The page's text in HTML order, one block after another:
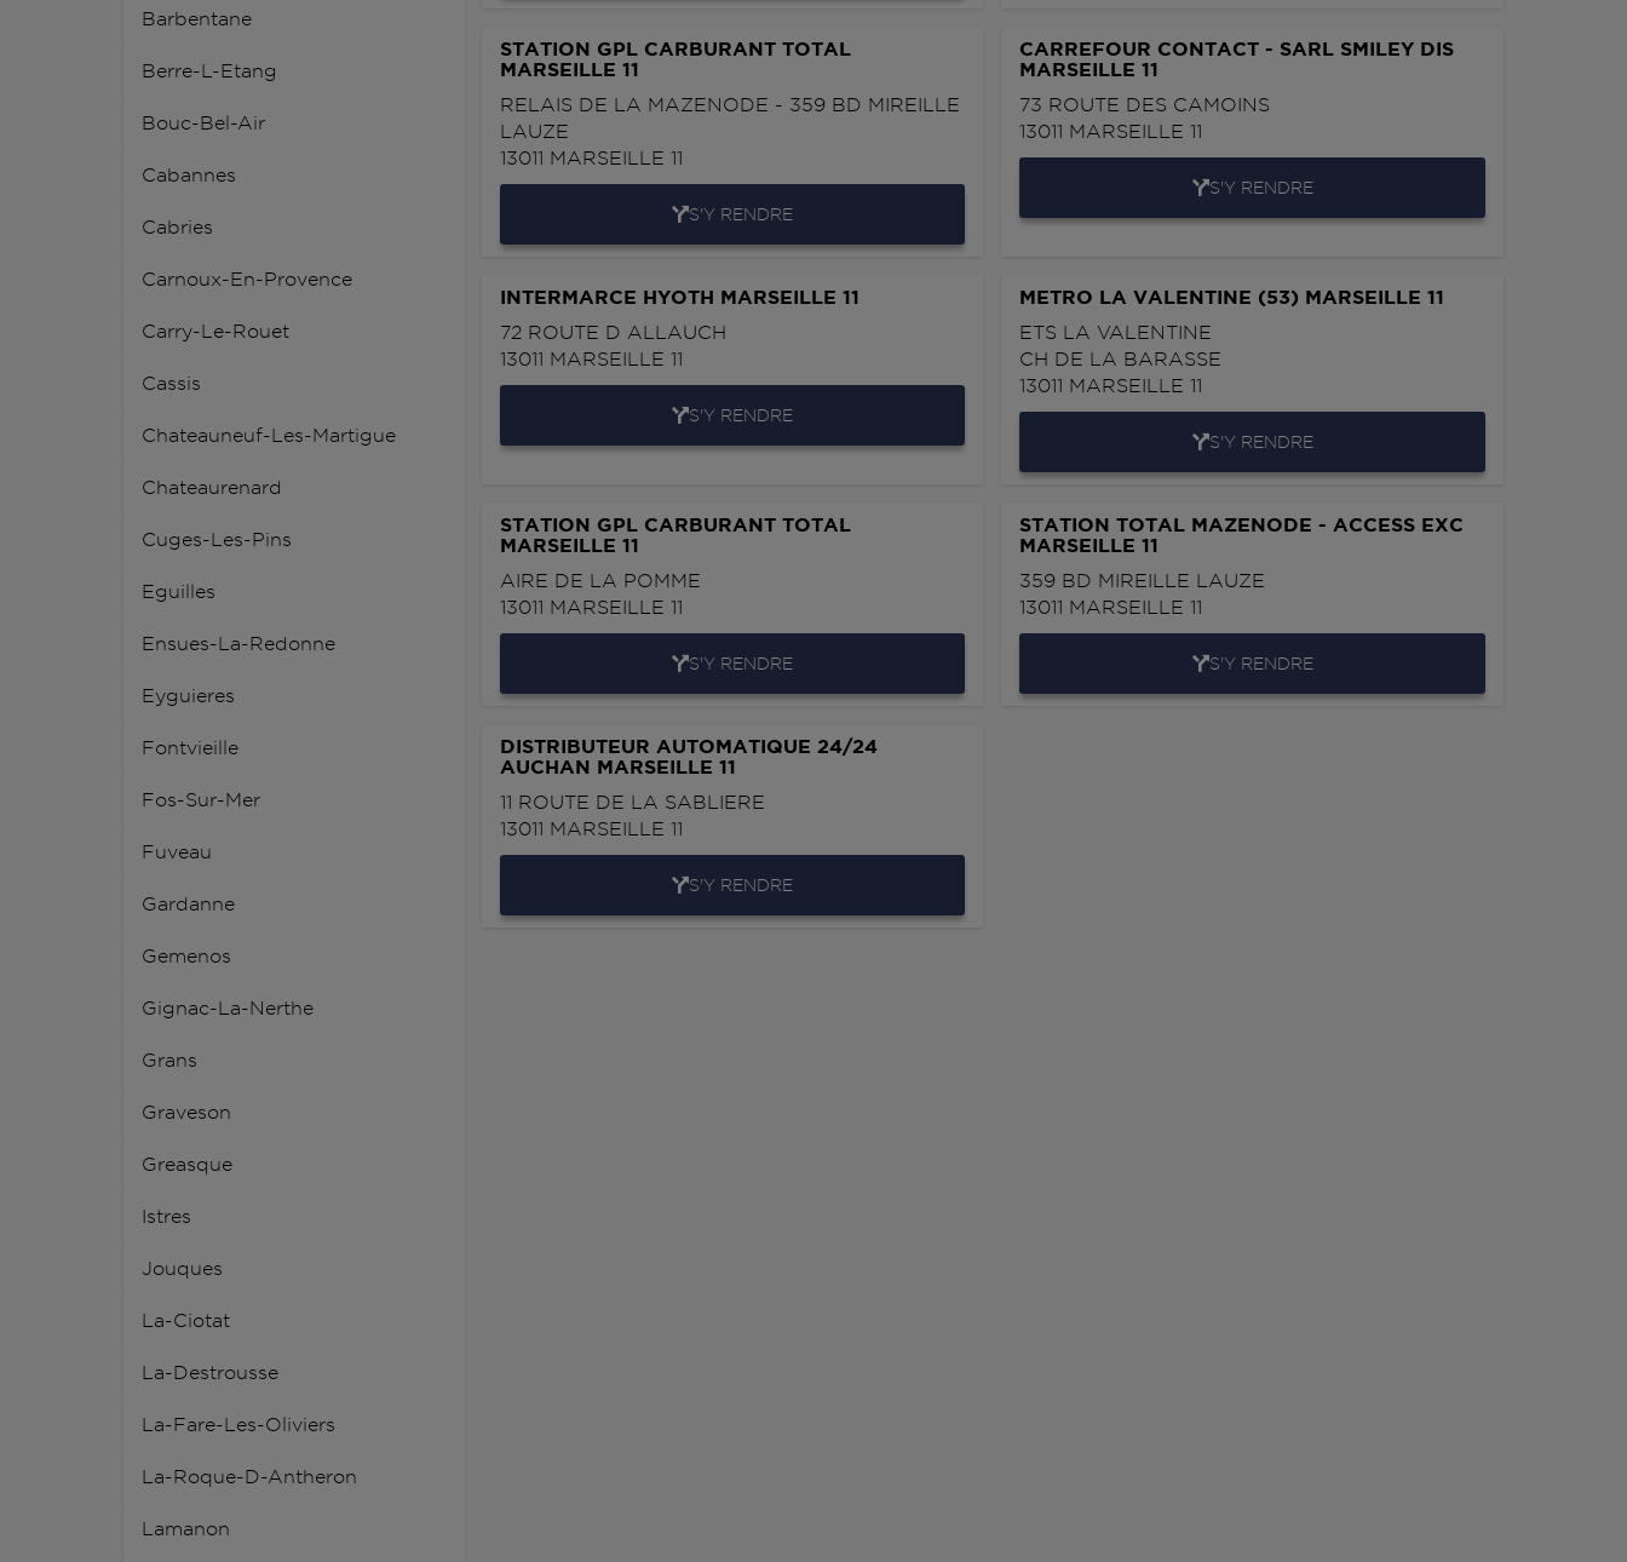
Barbentane
Berre-L-Etang
Bouc-Bel-Air
Cabannes
Cabries
Carnoux-En-Provence
Carry-Le-Rouet
Cassis
Chateauneuf-Les-Martigue
Chateaurenard
Cuges-Les-Pins
Eguilles
Ensues-La-Redonne
Eyguieres
Fontvieille
Fos-Sur-Mer
Fuveau
Gardanne
Gemenos
Gignac-La-Nerthe
Grans
Graveson
Greasque
Istres
Jouques
La-Ciotat
La-Destrousse
La-Fare-Les-Oliviers
La-Roque-D-Antheron
Lamanon
STATION GPL CARBURANT TOTAL
MARSEILLE 11
RELAIS DE LA MAZENODE - 359 BD MIREILLE
LAUZE
13011 MARSEILLE 11
S'Y RENDRE
CARREFOUR CONTACT - SARL SMILEY DIS
MARSEILLE 11
73 ROUTE DES CAMOINS
13011 MARSEILLE 11
S'Y RENDRE
INTERMARCE HYOTH MARSEILLE 11
72 ROUTE D ALLAUCH
13011 MARSEILLE 11
S'Y RENDRE
METRO LA VALENTINE (53) MARSEILLE 11
ETS LA VALENTINE
CH DE LA BARASSE
13011 MARSEILLE 11
S'Y RENDRE
STATION GPL CARBURANT TOTAL
MARSEILLE 11
AIRE DE LA POMME
13011 MARSEILLE 11
S'Y RENDRE
STATION TOTAL MAZENODE - ACCESS EXC
MARSEILLE 11
359 BD MIREILLE LAUZE
13011 MARSEILLE 11
S'Y RENDRE
DISTRIBUTEUR AUTOMATIQUE 24/24
AUCHAN MARSEILLE 11
11 ROUTE DE LA SABLIERE
13011 MARSEILLE 11
S'Y RENDRE